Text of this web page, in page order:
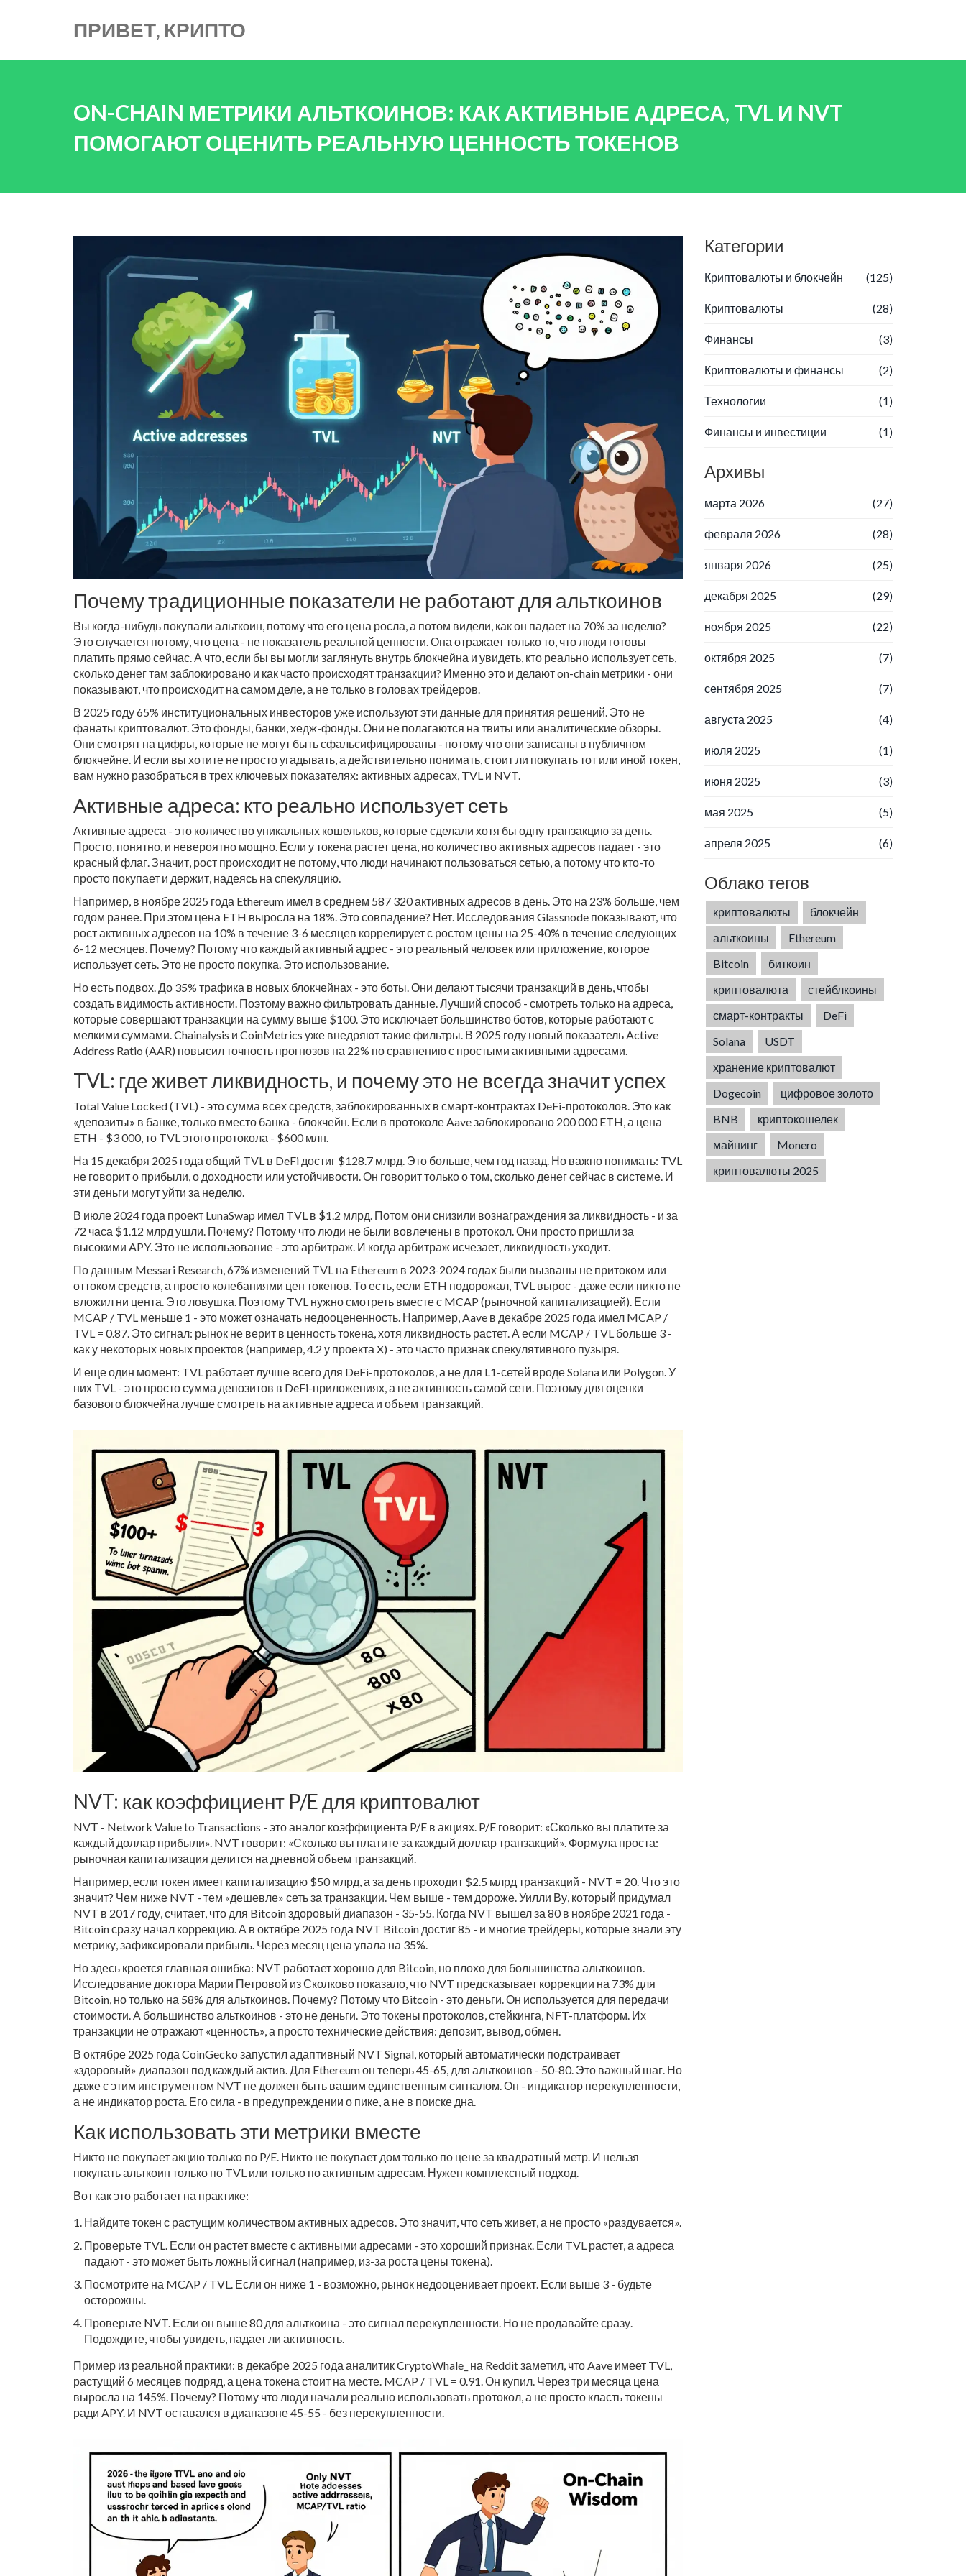
ПРИВЕТ, КРИПТО
ON-CHAIN МЕТРИКИ АЛЬТКОИНОВ: КАК АКТИВНЫЕ АДРЕСА, TVL И NVT
ПОМОГАЮТ ОЦЕНИТЬ РЕАЛЬНУЮ ЦЕННОСТЬ ТОКЕНОВ
Почему традиционные показатели не работают для альткоинов
Вы когда-нибудь покупали альткоин, потому что его цена росла, а потом видели, как он падает на 70% за неделю?
Это случается потому, что цена - не показатель реальной ценности. Она отражает только то, что люди готовы
платить прямо сейчас. А что, если бы вы могли заглянуть внутрь блокчейна и увидеть, кто реально использует сеть,
сколько денег там заблокировано и как часто происходят транзакции? Именно это и делают on-chain метрики - они
показывают, что происходит на самом деле, а не только в головах трейдеров.
В 2025 году 65% институциональных инвесторов уже используют эти данные для принятия решений. Это не
фанаты криптовалют. Это фонды, банки, хедж-фонды. Они не полагаются на твиты или аналитические обзоры.
Они смотрят на цифры, которые не могут быть сфальсифицированы - потому что они записаны в публичном
блокчейне. И если вы хотите не просто угадывать, а действительно понимать, стоит ли покупать тот или иной токен,
вам нужно разобраться в трех ключевых показателях: активных адресах, TVL и NVT.
Активные адреса: кто реально использует сеть
Активные адреса - это количество уникальных кошельков, которые сделали хотя бы одну транзакцию за день.
Просто, понятно, и невероятно мощно. Если у токена растет цена, но количество активных адресов падает - это
красный флаг. Значит, рост происходит не потому, что люди начинают пользоваться сетью, а потому что кто-то
просто покупает и держит, надеясь на спекуляцию.
Например, в ноябре 2025 года Ethereum имел в среднем 587 320 активных адресов в день. Это на 23% больше, чем
годом ранее. При этом цена ETH выросла на 18%. Это совпадение? Нет. Исследования Glassnode показывают, что
рост активных адресов на 10% в течение 3-6 месяцев коррелирует с ростом цены на 25-40% в течение следующих
6-12 месяцев. Почему? Потому что каждый активный адрес - это реальный человек или приложение, которое
использует сеть. Это не просто покупка. Это использование.
Но есть подвох. До 35% трафика в новых блокчейнах - это боты. Они делают тысячи транзакций в день, чтобы
создать видимость активности. Поэтому важно фильтровать данные. Лучший способ - смотреть только на адреса,
которые совершают транзакции на сумму выше $100. Это исключает большинство ботов, которые работают с
мелкими суммами. Chainalysis и CoinMetrics уже внедряют такие фильтры. В 2025 году новый показатель Active
Address Ratio (AAR) повысил точность прогнозов на 22% по сравнению с простыми активными адресами.
TVL: где живет ликвидность, и почему это не всегда значит успех
Total Value Locked (TVL) - это сумма всех средств, заблокированных в смарт-контрактах DeFi-протоколов. Это как
«депозиты» в банке, только вместо банка - блокчейн. Если в протоколе Aave заблокировано 200 000 ETH, а цена
ETH - $3 000, то TVL этого протокола - $600 млн.
На 15 декабря 2025 года общий TVL в DeFi достиг $128.7 млрд. Это больше, чем год назад. Но важно понимать: TVL
не говорит о прибыли, о доходности или устойчивости. Он говорит только о том, сколько денег сейчас в системе. И
эти деньги могут уйти за неделю.
В июле 2024 года проект LunaSwap имел TVL в $1.2 млрд. Потом они снизили вознаграждения за ликвидность - и за
72 часа $1.12 млрд ушли. Почему? Потому что люди не были вовлечены в протокол. Они просто пришли за
высокими APY. Это не использование - это арбитраж. И когда арбитраж исчезает, ликвидность уходит.
По данным Messari Research, 67% изменений TVL на Ethereum в 2023-2024 годах были вызваны не притоком или
оттоком средств, а просто колебаниями цен токенов. То есть, если ETH подорожал, TVL вырос - даже если никто не
вложил ни цента. Это ловушка. Поэтому TVL нужно смотреть вместе с MCAP (рыночной капитализацией). Если
MCAP / TVL меньше 1 - это может означать недооцененность. Например, Aave в декабре 2025 года имел MCAP /
TVL = 0.87. Это сигнал: рынок не верит в ценность токена, хотя ликвидность растет. А если MCAP / TVL больше 3 -
как у некоторых новых проектов (например, 4.2 у проекта X) - это часто признак спекулятивного пузыря.
И еще один момент: TVL работает лучше всего для DeFi-протоколов, а не для L1-сетей вроде Solana или Polygon. У
них TVL - это просто сумма депозитов в DeFi-приложениях, а не активность самой сети. Поэтому для оценки
базового блокчейна лучше смотреть на активные адреса и объем транзакций.
NVT: как коэффициент P/E для криптовалют
NVT - Network Value to Transactions - это аналог коэффициента P/E в акциях. P/E говорит: «Сколько вы платите за
каждый доллар прибыли». NVT говорит: «Сколько вы платите за каждый доллар транзакций». Формула проста:
рыночная капитализация делится на дневной объем транзакций.
Например, если токен имеет капитализацию $50 млрд, а за день проходит $2.5 млрд транзакций - NVT = 20. Что это
значит? Чем ниже NVT - тем «дешевле» сеть за транзакции. Чем выше - тем дороже. Уилли Ву, который придумал
NVT в 2017 году, считает, что для Bitcoin здоровый диапазон - 35-55. Когда NVT вышел за 80 в ноябре 2021 года -
Bitcoin сразу начал коррекцию. А в октябре 2025 года NVT Bitcoin достиг 85 - и многие трейдеры, которые знали эту
метрику, зафиксировали прибыль. Через месяц цена упала на 35%.
Но здесь кроется главная ошибка: NVT работает хорошо для Bitcoin, но плохо для большинства альткоинов.
Исследование доктора Марии Петровой из Сколково показало, что NVT предсказывает коррекции на 73% для
Bitcoin, но только на 58% для альткоинов. Почему? Потому что Bitcoin - это деньги. Он используется для передачи
стоимости. А большинство альткоинов - это не деньги. Это токены протоколов, стейкинга, NFT-платформ. Их
транзакции не отражают «ценность», а просто технические действия: депозит, вывод, обмен.
В октябре 2025 года CoinGecko запустил адаптивный NVT Signal, который автоматически подстраивает
«здоровый» диапазон под каждый актив. Для Ethereum он теперь 45-65, для альткоинов - 50-80. Это важный шаг. Но
даже с этим инструментом NVT не должен быть вашим единственным сигналом. Он - индикатор перекупленности,
а не индикатор роста. Его сила - в предупреждении о пике, а не в поиске дна.
Как использовать эти метрики вместе
Никто не покупает акцию только по P/E. Никто не покупает дом только по цене за квадратный метр. И нельзя
покупать альткоин только по TVL или только по активным адресам. Нужен комплексный подход.
Вот как это работает на практике:
Найдите токен с растущим количеством активных адресов. Это значит, что сеть живет, а не просто «раздувается».
Проверьте TVL. Если он растет вместе с активными адресами - это хороший признак. Если TVL растет, а адреса
падают - это может быть ложный сигнал (например, из-за роста цены токена).
Посмотрите на MCAP / TVL. Если он ниже 1 - возможно, рынок недооценивает проект. Если выше 3 - будьте
осторожны.
Проверьте NVT. Если он выше 80 для альткоина - это сигнал перекупленности. Но не продавайте сразу.
Подождите, чтобы увидеть, падает ли активность.
Пример из реальной практики: в декабре 2025 года аналитик CryptoWhale_ на Reddit заметил, что Aave имеет TVL,
растущий 6 месяцев подряд, а цена токена стоит на месте. MCAP / TVL = 0.91. Он купил. Через три месяца цена
выросла на 145%. Почему? Потому что люди начали реально использовать протокол, а не просто класть токены
ради APY. И NVT оставался в диапазоне 45-55 - без перекупленности.
Категории
Криптовалюты и блокчейн (125)
Криптовалюты (28)
Финансы (3)
Криптовалюты и финансы (2)
Технологии (1)
Финансы и инвестиции (1)
Архивы
марта 2026 (27)
февраля 2026 (28)
января 2026 (25)
декабря 2025 (29)
ноября 2025 (22)
октября 2025 (7)
сентября 2025 (7)
августа 2025 (4)
июля 2025 (1)
июня 2025 (3)
мая 2025 (5)
апреля 2025 (6)
Облако тегов
криптовалюты
блокчейн
альткоины
Ethereum
Bitcoin
биткоин
криптовалюта
стейблкоины
смарт-контракты
DeFi
Solana
USDT
хранение криптовалют
Dogecoin
цифровое золото
BNB
криптокошелек
майнинг
Monero
криптовалюты 2025